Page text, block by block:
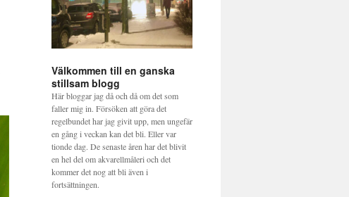
Välkommen till en ganska
stillsam blogg
Här bloggar jag då och då om det som
faller mig in. Försöken att göra det
regelbundet har jag givit upp, men ungefär
en gång i veckan kan det bli. Eller var
tionde dag. De senaste åren har det blivit
en hel del om akvarellmåleri och det
kommer det nog att bli även i
fortsättningen.